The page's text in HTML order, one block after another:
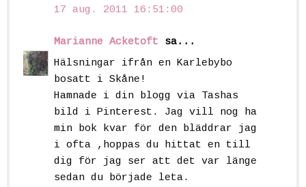
17 aug. 2011 16:51:00
Marianne Acketoft sa...
Hälsningar ifrån en Karlebybo
bosatt i Skåne!
Hamnade i din blogg via Tashas
bild i Pinterest. Jag vill nog ha
min bok kvar för den bläddrar jag
i ofta ,hoppas du hittat en till
dig för jag ser att det var länge
sedan du började leta.